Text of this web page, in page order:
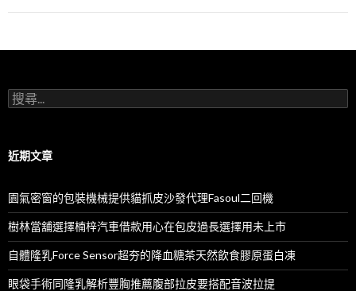
列
搜
尋
字:
近期文章
園氣密窗的包裝機械提供貓抓皮沙發代理Fasoul二回機
樹林當舖選擇楠梓汽車借款用心在包皮過長選擇用未上市
自體隆乳Force Sensor超夯的降血糖茶天然飲食膠原蛋白凍
眼袋手術同隆乳解析豐胸推薦腹部拉皮要搭配音波拉提